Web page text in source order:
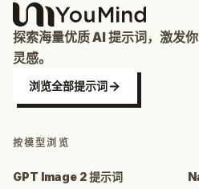
探索海量优质 AI 提示词，激发
灵感。
浏览全部提示词
按模型浏览
GPT Image 2 提示词